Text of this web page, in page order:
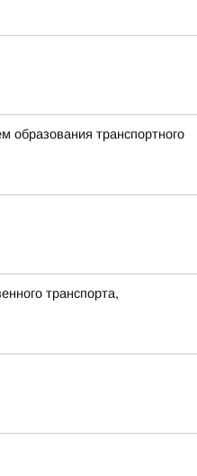
образования транспортного
транспорта,